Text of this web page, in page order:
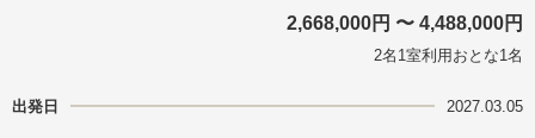
2,668,000円 〜 4,488,000円
2名1室利用おとな1名
出発日 2027.03.05